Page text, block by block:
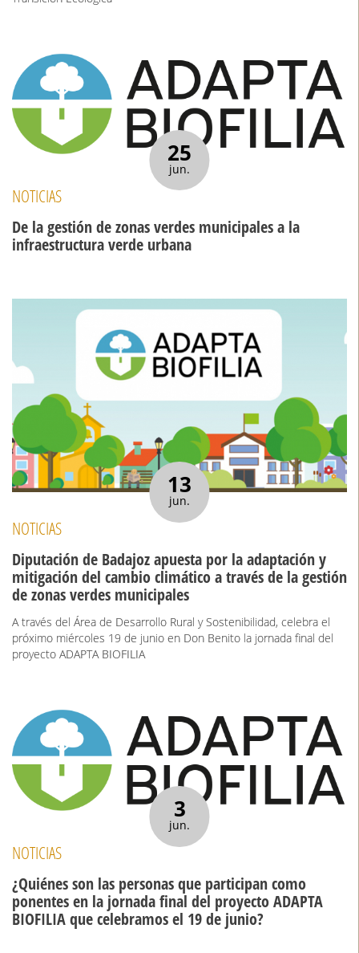
25
jun.
NOTICIAS
De la gestión de zonas verdes municipales a la
infraestructura verde urbana
13
jun.
NOTICIAS
Diputación de Badajoz apuesta por la adaptación y
mitigación del cambio climático a través de la gestión
de zonas verdes municipales
A través del Área de Desarrollo Rural y Sostenibilidad, celebra el
próximo miércoles 19 de junio en Don Benito la jornada final del
proyecto ADAPTA BIOFILIA
3
jun.
NOTICIAS
¿Quiénes son las personas que participan como
ponentes en la jornada final del proyecto ADAPTA
BIOFILIA que celebramos el 19 de junio?